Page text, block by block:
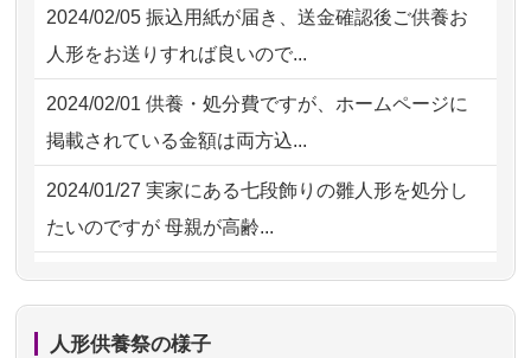
2026/07/15 子供の頃から可愛がってきた七段飾り
の雛人形で...
2026/07/15 お客様の声を読み、丁寧に供養してい
ただけそう...
2026/07/13 遠方からでもご依頼出来る点と申込ま
での方法が...
2024/02/05 振込用紙が届き、送金確認後ご供養お
人形をお送りすれば良いので...
2024/02/01 供養・処分費ですが、ホームページに
掲載されている金額は両方込...
2024/01/27 実家にある七段飾りの雛人形を処分し
たいのですが 母親が高齢...
2024/01/13剥製の供養・処分をお願いできます
人形供養祭の様子